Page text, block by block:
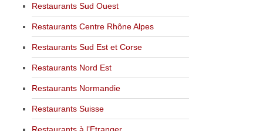
Restaurants Sud Ouest
Restaurants Centre Rhône Alpes
Restaurants Sud Est et Corse
Restaurants Nord Est
Restaurants Normandie
Restaurants Suisse
Restaurants à l’Etranger